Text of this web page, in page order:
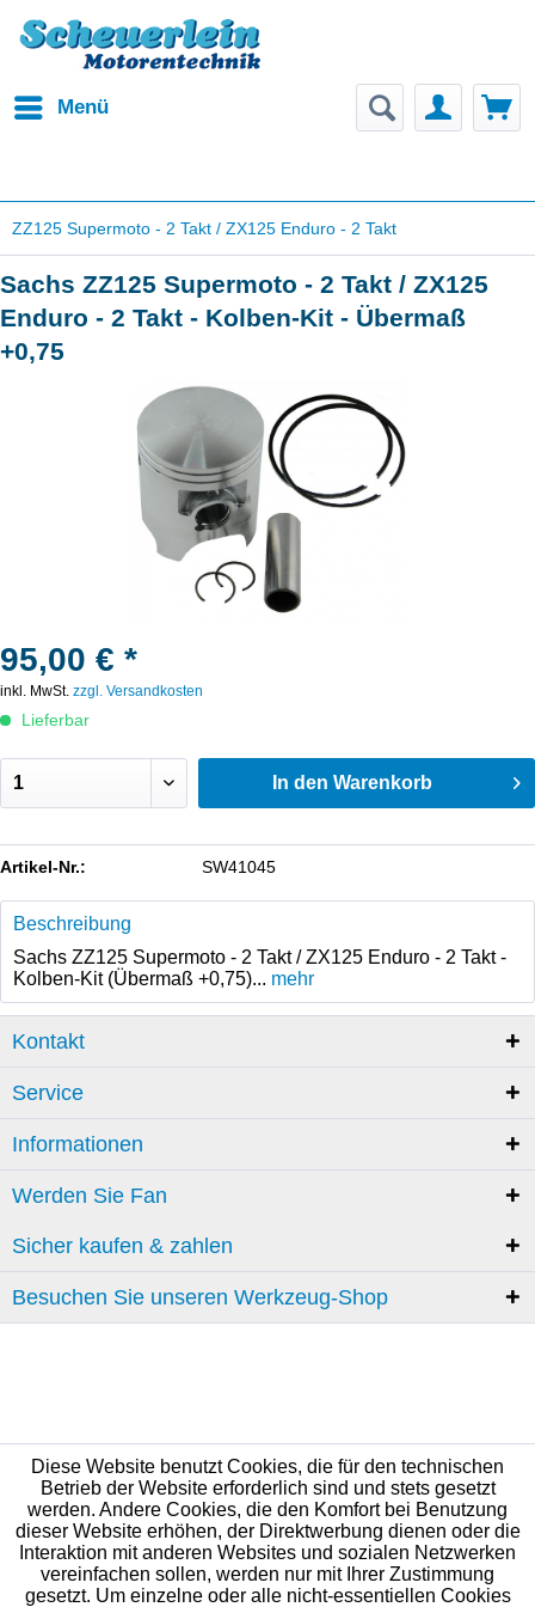
Menü
ZZ125 Supermoto - 2 Takt / ZX125 Enduro - 2 Takt
Sachs ZZ125 Supermoto - 2 Takt / ZX125
Enduro - 2 Takt - Kolben-Kit - Übermaß
+0,75
95,00 € *
inkl. MwSt. zzgl. Versandkosten
Lieferbar
In den Warenkorb
Artikel-Nr.: SW41045
Beschreibung
Sachs ZZ125 Supermoto - 2 Takt / ZX125 Enduro - 2 Takt -
Kolben-Kit (Übermaß +0,75)... mehr
Kontakt
Service
Informationen
Werden Sie Fan
Sicher kaufen & zahlen
Besuchen Sie unseren Werkzeug-Shop
Diese Website benutzt Cookies, die für den technischen
Betrieb der Website erforderlich sind und stets gesetzt
werden. Andere Cookies, die den Komfort bei Benutzung
dieser Website erhöhen, der Direktwerbung dienen oder die
Interaktion mit anderen Websites und sozialen Netzwerken
vereinfachen sollen, werden nur mit Ihrer Zustimmung
gesetzt. Um einzelne oder alle nicht-essentiellen Cookies